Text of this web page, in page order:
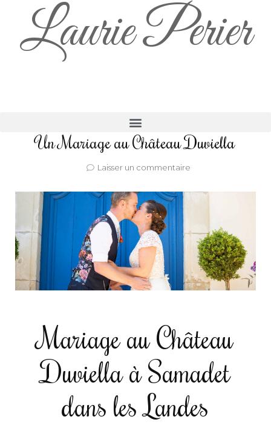
Laurie Perier
Un Mariage au Château Duviella
Laisser un commentaire
Mariage au Château
Duviella à Samadet
dans les Landes